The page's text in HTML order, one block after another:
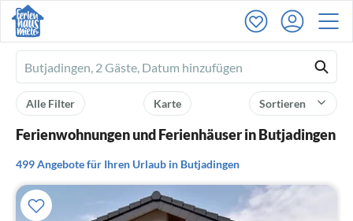
Ferienhausmiete
logo
Sortieren
Karte
Alle Filter
Ferienwohnungen und Ferienhäuser in Butjadingen
499 Angebote für Ihren Urlaub in Butjadingen